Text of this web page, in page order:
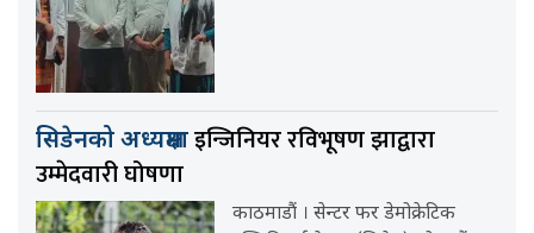
सिडेनको अध्यक्षमाइन्जिनियर रविभूषण झाद्वारा
उम्मेदवारी घोषणा
काठमाडौं । सेन्टर फर डेमोक्रेटिक